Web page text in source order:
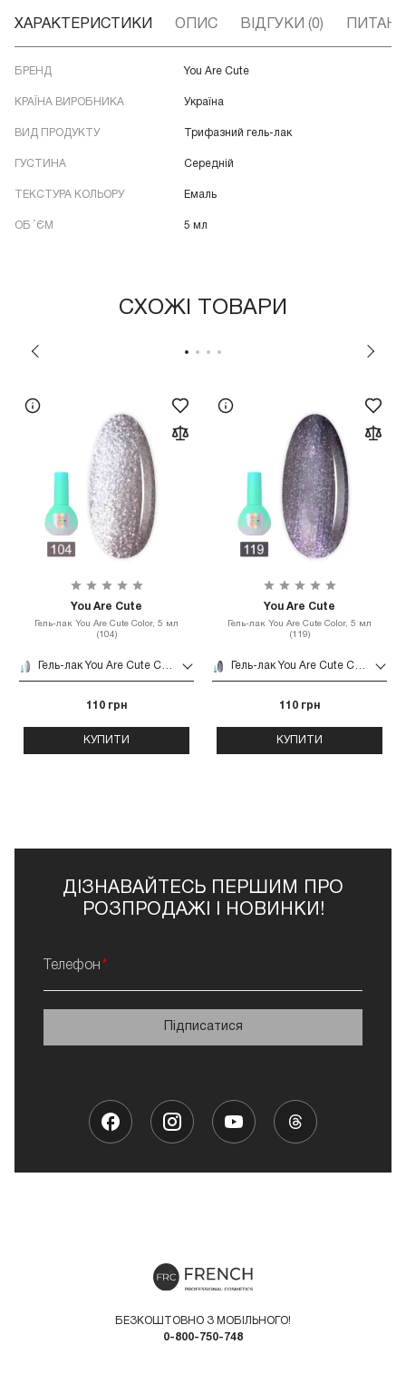
ХАРАКТЕРИСТИКИ ОПИС ВІДГУКИ (0)
БРЕНД You Are Cute
КРАЇНА ВИРОБНИКА Україна
ВИД ПРОДУКТУ Трифазний гель-лак
ГУСТИНА Середній
ТЕКСТУРА КОЛЬОРУ Емаль
ОБ `ЄМ 5 мл
СХОЖІ ТОВАРИ
You Are Cute
Гель-лак You Are Cute Color, 5 мл
(104)
Гель-лак You Are Cute Color, 5 мл (104)
110 грн
КУПИТИ
You Are Cute
Гель-лак You Are Cute Color, 5 мл
(119)
Гель-лак You Are Cute Color, 5 мл (119)
110 грн
КУПИТИ
ДІЗНАВАЙТЕСЬ ПЕРШИМ ПРО
РОЗПРОДАЖІ І НОВИНКИ!
Телефон
Підписатися
БЕЗКОШТОВНО З МОБІЛЬНОГО!
0-800-750-748